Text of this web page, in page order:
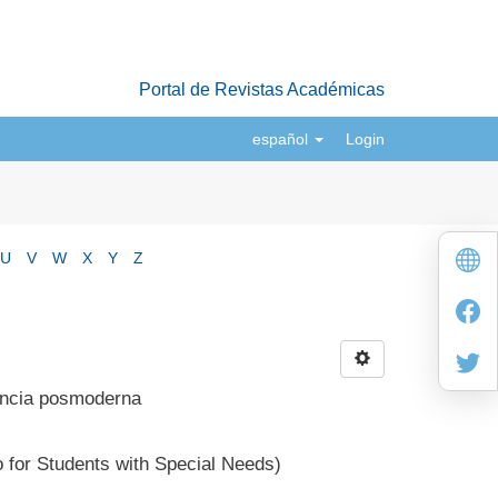
Portal de Revistas Académicas
español Login
U V W X Y Z
posmoderna
Students with Special Needs)